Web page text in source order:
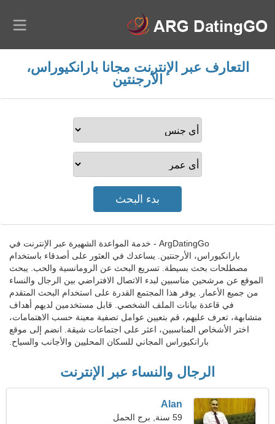
التعارف عبر الإنترنت مجانا بارانكيوراس،
الأرجنتين
ArgDatingGo - خدمة المواعدة الشهيرة عبر الإنترنت في
بارانكيوراس، الأرجنتين. يساعدك في العثور على أصدقاء باستخدام
مصطلحات بحث بسيطة. تسريع البحث عن الرومانسية والحب. يبحث
الموقع عن مرشحين مناسبين لبدء الاتصال الافتراضي بين الرجال والنساء
من جميع الأعمار. يوفر هذا المجتمع القدرة على استخدام البحث المتقدم
في قاعدة بيانات الملف الشخصي. قابل مستخدمين لديهم أهداف
متشابهة، تعرف عليهم، قم بتعيين عوامل تصفية معينة حسب الاهتمامات،
اختر الأشخاص المناسبين، اعثر على اجتماعات شيقة. انضم إلى موقع
بارانكيوراس المجاني للسكان المحليين والأجانب والسياح.
الرجال والنساء عبر الإنترنت
Alan
59 سنة, برج الحمل